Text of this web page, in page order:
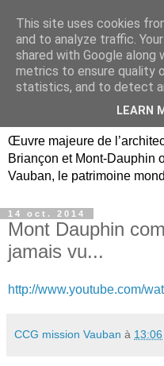
Briançon,
Vauban
Œuvre majeure de
Briançon et Mont-Dauphin
Vauban, le patrimoine
14 oct. 2014
Mont Dauphin
jamais vu...
http://www.youtube.com/
CCG mission Vauban à 13:06
This site uses cookies
and to analyze traffic.
shared with Google
metrics to ensure quality
statistics, and to detect
LEARN